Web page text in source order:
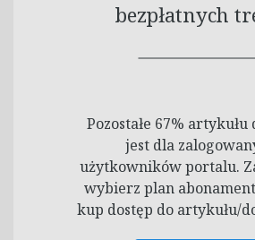
bezpłatnych
Pozostałe 67% artykułu
jest dla
użytkowników portalu.
wybierz plan
kup dostęp do artykułu/